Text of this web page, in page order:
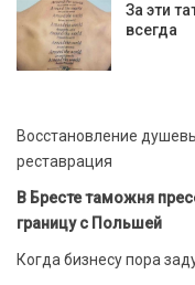
За эти
всегда
Восстановление
реставрация
В Бресте таможня
границу с Польшей
Когда бизнесу пора